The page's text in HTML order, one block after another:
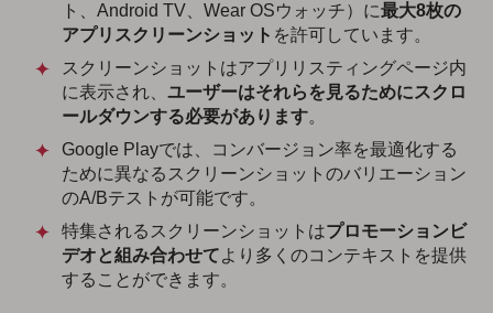
ト、Android TV、Wear OSウォッチ）に最大8枚の
アプリスクリーンショット を許可しています。
スクリーンショットはアプリリスティングページ内
に表示され、 ユーザーはそれらを見るためにスクロ
ールダウンする必要があります。
Google Playでは、コンバージョン率を最適化する
ために異なるスクリーンショットのバリエーション
のA/Bテストが可能です。
特集されるスクリーンショットはプロモーションビ
デオと組み合わせてより多くのコンテキストを提供
することができます。